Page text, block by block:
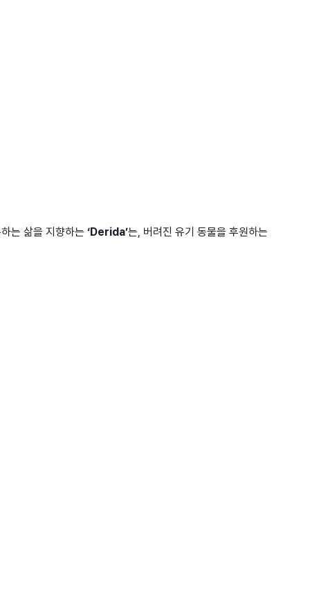
는 삶을 지향하는 ‘Derida’는, 버려진 유기 동물을 후원하는